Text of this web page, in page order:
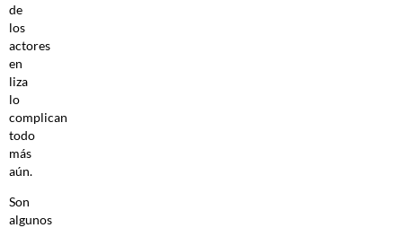
de
los
actores
en
liza
lo
complican
todo
más
aún.
Son
algunos